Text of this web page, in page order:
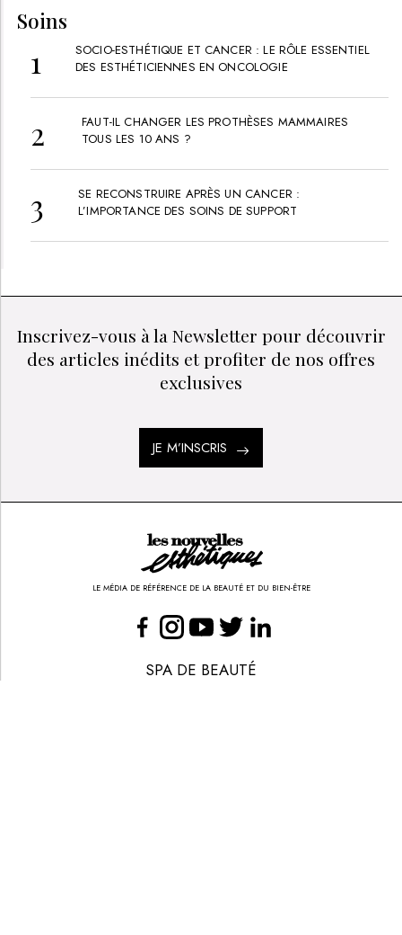
Soins
SOCIO-ESTHÉTIQUE ET CANCER : LE RÔLE ESSENTIEL
DES ESTHÉTICIENNES EN ONCOLOGIE
FAUT-IL CHANGER LES PROTHÈSES MAMMAIRES
TOUS LES 10 ANS ?
SE RECONSTRUIRE APRÈS UN CANCER :
L’IMPORTANCE DES SOINS DE SUPPORT
Inscrivez-vous à la Newsletter pour découvrir
des articles inédits et profiter de nos offres
exclusives
JE M’INSCRIS
LE MÉDIA DE RÉFÉRENCE DE LA BEAUTÉ ET DU BIEN-ÊTRE
SPA DE BEAUTÉ